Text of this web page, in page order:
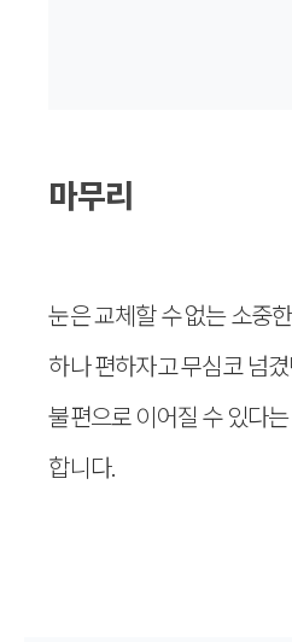
마무리
눈은 교체할 수 없는 소중
하나 편하자고 무심코 넘
불편으로 이어질 수 있다
합니다.